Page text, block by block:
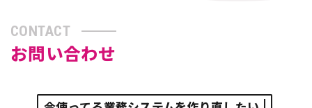
CONTACT
お問い合わせ